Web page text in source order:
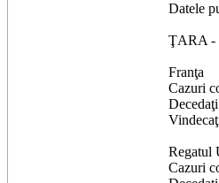
Datele
ŢARA -
Franţa
Cazuri
Regatul
Cazuri